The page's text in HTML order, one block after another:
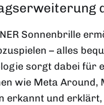
Sonnenbrille
– alles
sorgt dabei für
wie Meta
erkannt und